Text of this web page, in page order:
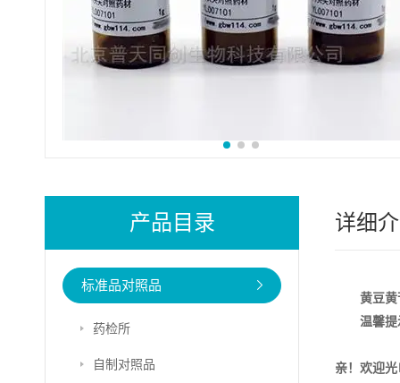
产品目录
标准品对照品
药检所
自制对照品
详细
黄豆
温馨提
亲！欢迎